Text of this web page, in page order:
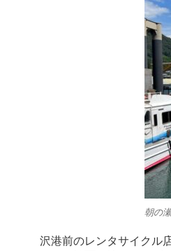
朝の
沢港前のレンタサイクル